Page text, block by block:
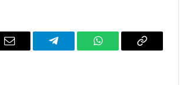
Email Telegram WhatsAppCopy